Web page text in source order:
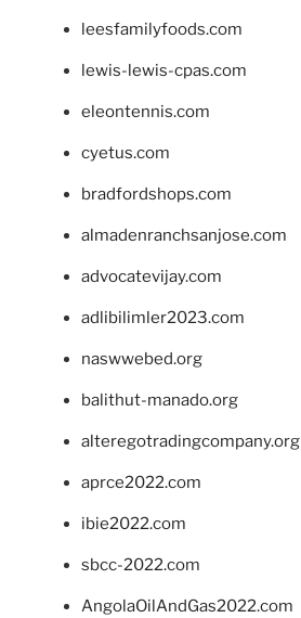
leesfamilyfoods.com
lewis-lewis-cpas.com
eleontennis.com
cyetus.com
bradfordshops.com
almadenranchsanjose.com
advocatevijay.com
adlibilimler2023.com
naswwebed.org
balithut-manado.org
alteregotradingcompany.org
aprce2022.com
ibie2022.com
sbcc-2022.com
AngolaOilAndGas2022.com